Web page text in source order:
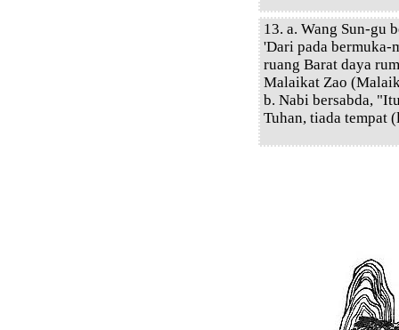
13. a. Wang Sun-gu
'Dari pada bermuka-
ruang Barat daya
Malaikat Zao
b. Nabi bersabda,
Tuhan, tiada tempat